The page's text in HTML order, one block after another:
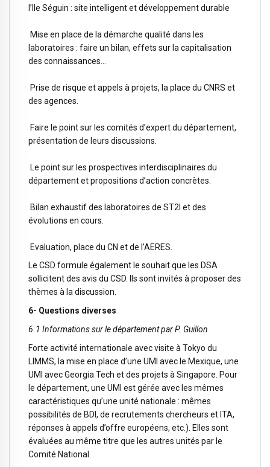
l’Ile Séguin : site intelligent et développement durable
Mise en place de la démarche qualité dans les
laboratoires : faire un bilan, effets sur la capitalisation
des connaissances…
Prise de risque et appels à projets, la place du CNRS et
des agences.
Faire le point sur les comités d’expert du département,
présentation de leurs discussions.
Le point sur les prospectives interdisciplinaires du
département et propositions d’action concrètes.
Bilan exhaustif des laboratoires de ST2I et des
évolutions en cours.
Evaluation, place du CN et de l’AERES.
Le CSD formule également le souhait que les DSA
sollicitent des avis du CSD. Ils sont invités à proposer des
thèmes à la discussion.
6- Questions diverses
6.1 Informations sur le département par P. Guillon
Forte activité internationale avec visite à Tokyo du
LIMMS, la mise en place d’une UMI avec le Mexique, une
UMI avec Georgia Tech et des projets à Singapore. Pour
le département, une UMI est gérée avec les mêmes
caractéristiques qu’une unité nationale : mêmes
possibilités de BDI, de recrutements chercheurs et ITA,
réponses à appels d’offre européens, etc.). Elles sont
évaluées au même titre que les autres unités par le
Comité National.